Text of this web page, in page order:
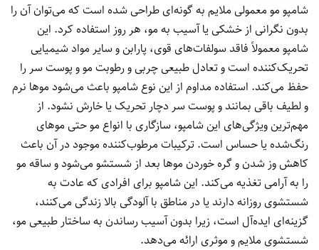
شامپو مو معمولی ملایم به گونه‌ای طراحی شده است که می‌توان آن را
بدون نگرانی از خشکی یا آسیب به مو، هر روز استفاده کرد. این
شامپو معمولاً فاقد سولفات‌های قوی، پارابن و سایر مواد شیمیایی
تحریک‌کننده است و تعادل طبیعی چربی و رطوبت مو و پوست سر را
حفظ می‌کند. استفاده مداوم از این نوع شامپو باعث می‌شود موها نرم
و لطیف باقی بمانند و پوست سر دچار تحریک یا خارش نشود. از
مهم‌ترین ویژگی‌های این شامپو، سازگاری با انواع مو حتی موهای
رنگ‌شده یا حساس است. ترکیبات مرطوب‌کننده موجود در آن باعث
کاهش وز شدن و گره خوردن موها بعد از شستشو می‌شود و ساقه مو
را به آرامی تغذیه می‌کند. این شامپو برای افرادی که عادت به
شستشوی روزانه دارند یا در مناطق با آلودگی بالا زندگی می‌کنند،
گزینه‌ای ایده‌آل است، زیرا بدون آسیب رساندن به ساختار طبیعی مو،
شستشوی ملایم و موثری ارائه می‌دهد.